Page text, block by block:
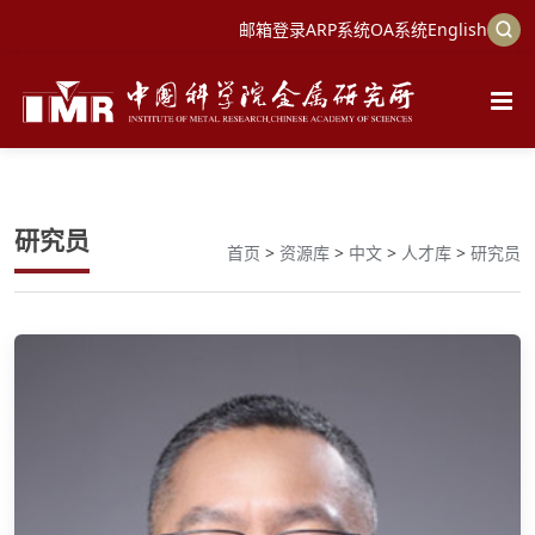
邮箱登录ARP系统OA系统English
研究员 首页 > 资源库 > 中文 > 人才库 > 研究员